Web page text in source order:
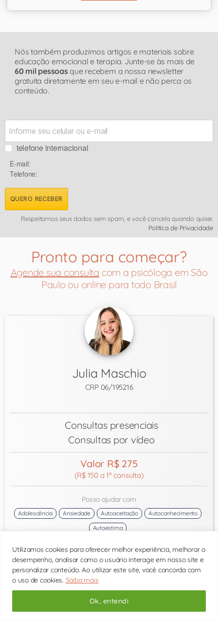
Utilizamos cookies para oferecer melhor experiência, melhorar o
desempenho, analisar como o usuário interage em nosso site e
personalizar conteúdo. Ao utilizar este site, você concorda com
o uso de cookies. Saiba mais
Ok, entendi
Nós também produzimos artigos e materiais sobre
educação emocional e terapia. Junte-se às mais de
60 mil pessoas que recebem a nossa newsletter
gratuita diretamente em seu e-mail e não perca os
conteúdo.
telefone internacional
E-mail:
Telefone:
QUERO RECEBER
Respeitamos seus dados: sem spam, e você cancela quando quiser.
Política de Privacidade
Pronto para começar?
Agende sua consulta com a psicóloga em São
Paulo ou online para todo Brasil
Julia Maschio
CRP 06/195216
Consultas presenciais
Consultas por vídeo
Valor R$ 275
(R$ 150 a 1ª consulta)
Posso ajudar com
Adolescência Ansiedade Autoaceitação
Autoconhecimento
Autoestima
próximo horário:
Consulte os horários